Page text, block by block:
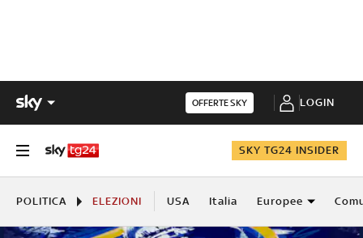
OFFERTE SKY LOGIN
SKY TG24 INSIDER
POLITICA ELEZIONI USA Italia Europee